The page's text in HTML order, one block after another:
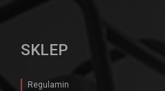
SKLEP
Regulamin